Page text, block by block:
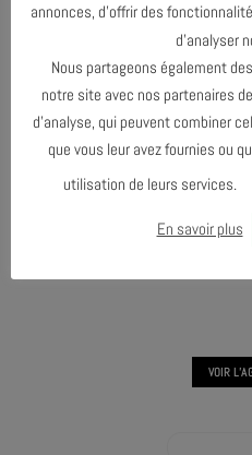
PARTAGER &
VOIR
annonces, d’offrir des
d’analyser
Nous partageons également
notre site avec nos partenaires
d’analyse, qui peuvent combiner
que vous leur avez fournies ou
utilisation de leurs services.
En savoir plus